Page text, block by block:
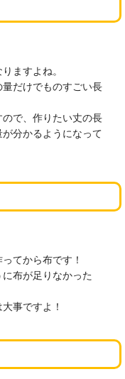
ますよね。
だけでものすごい長
で、作りたい丈の長
分かるようになって
てから布です！
布が足りなかった
事ですよ！